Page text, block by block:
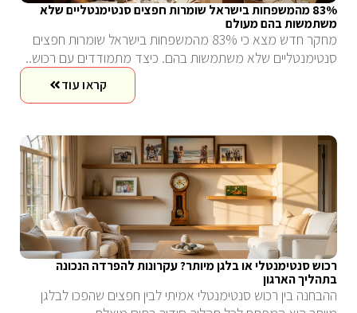
83% מהמשפחות בישראל שומרות חפצים סנטימנטליים שלא
משתמשות בהם מעולם
מחקר חדש מצא כי 83% מהמשפחות בישראל שומרות חפצים
סנטימנטליים שלא משתמשות בהם. כיצד מתמודדים עם רכוש..
קראו עוד
רכוש סנטימנטלי או בלגן מיותר? עקרונות להפרדה הנכונה
בתהליך הארגון
ההבחנה בין רכוש סנטימנטלי אמיתי לבין חפצים שהפכו לבלגן